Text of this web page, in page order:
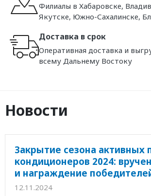
Филиалы в Хабаровске,
Якутске, Южно-Сахалинске,
Доставка в срок
Оперативная доставка и
всему Дальнему Востоку
Новости
Закрытие сезона активных
кондиционеров 2024:
и награждение
12.11.2024